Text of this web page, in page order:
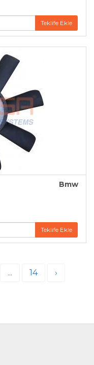
Teklife Ekle
Bmw
Teklife Ekle
... 14 ›